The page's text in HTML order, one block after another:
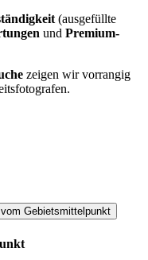
(ausgefüllte
und Premium-
zeigen wir vorrangig
Gebietsmittelpunkt